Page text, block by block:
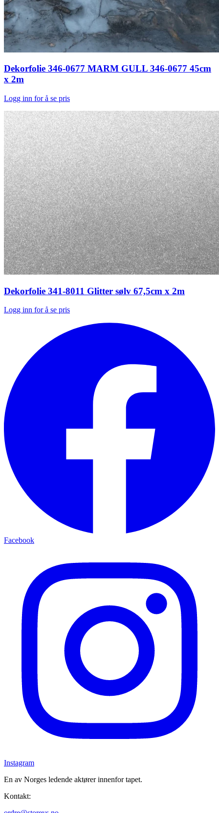
Dekorfolie 346-0677 MARM GULL 346-0677 45cm
x 2m
Logg inn for å se pris
Dekorfolie 341-8011 Glitter sølv 67,5cm x 2m
Logg inn for å se pris
Facebook
Instagram
En av Norges ledende aktører innenfor tapet.
Kontakt: